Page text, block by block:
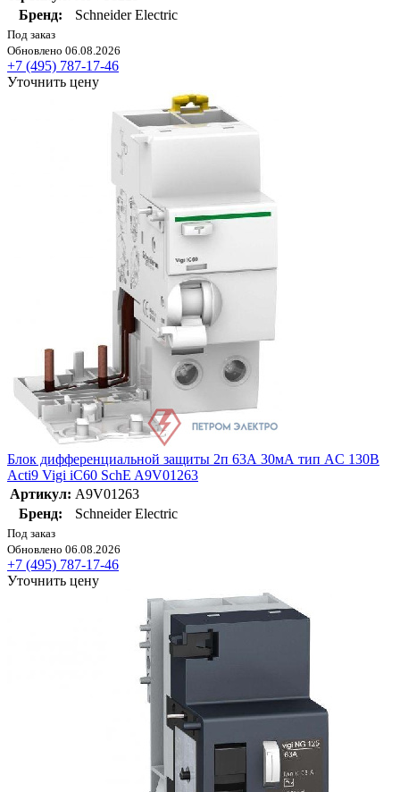
Бренд:
Schneider Electric
Под заказ
Обновлено 06.08.2026
+7 (495) 787-17-46
Уточнить цену
Блок дифференциальной защиты 2п 63А 30мА тип AC 130В
Acti9 Vigi iC60 SchE A9V01263
Артикул: A9V01263
Бренд:
Schneider Electric
Под заказ
Обновлено 06.08.2026
+7 (495) 787-17-46
Уточнить цену